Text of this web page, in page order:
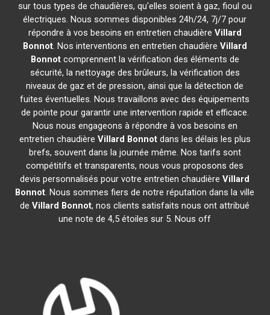
sur tous types de chaudières, qu'elles soient à gaz, fioul ou
électriques. Nous sommes disponibles 24h/24, 7j/7 pour
répondre à vos besoins en entretien chaudière Villard
Bonnot. Nos interventions en entretien chaudière Villard
Bonnotcomprennent la vérification des éléments de
sécurité, la nettoyage des brûleurs, la vérification des
niveaux de gaz et de pression, ainsi que la détection de
fuites éventuelles. Nous travaillons avec des équipements
de pointe pour garantir une intervention rapide et efficace.
Nous nous engageons à répondre à vos besoins en
entretien chaudière Villard Bonnotdans les délais les plus
brefs, souvent dans la journée même. Nos tarifs sont
compétitifs et transparents, nous vous proposons des
devis personnalisés pour votre entretien chaudièreVillard
Bonnot. Nous sommes fiers de notre réputation dans la ville
deVillard Bonnot, nos clients satisfaits nous ont attribué
une note de 4,5 étoiles sur 5. Nous off